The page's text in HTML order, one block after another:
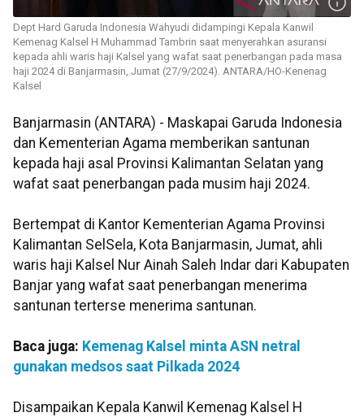
Dept Hard Garuda Indonesia Wahyudi didampingi Kepala Kanwil
Kemenag Kalsel H Muhammad Tambrin saat menyerahkan asuransi
kepada ahli waris haji Kalsel yang wafat saat penerbangan pada masa
haji 2024 di Banjarmasin, Jumat (27/9/2024). ANTARA/HO-Kenenag
Kalsel
Banjarmasin (ANTARA) - Maskapai Garuda Indonesia
dan Kementerian Agama memberikan santunan
kepada haji asal Provinsi Kalimantan Selatan yang
wafat saat penerbangan pada musim haji 2024.
Bertempat di Kantor Kementerian Agama Provinsi
Kalimantan SelSela, Kota Banjarmasin, Jumat, ahli
waris haji Kalsel Nur Ainah Saleh Indar dari Kabupaten
Banjar yang wafat saat penerbangan menerima
santunan terterse menerima santunan.
Baca juga: Kemenag Kalsel minta ASN netral
gunakan medsos saat Pilkada 2024
Disampaikan Kepala Kanwil Kemenag Kalsel H